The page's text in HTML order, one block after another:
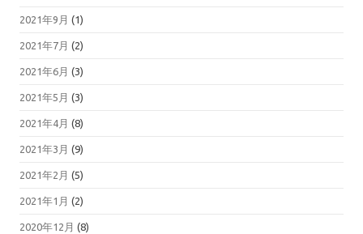
2021年9月 (1)
2021年7月 (2)
2021年6月 (3)
2021年5月 (3)
2021年4月 (8)
2021年3月 (9)
2021年2月 (5)
2021年1月 (2)
2020年12月 (8)